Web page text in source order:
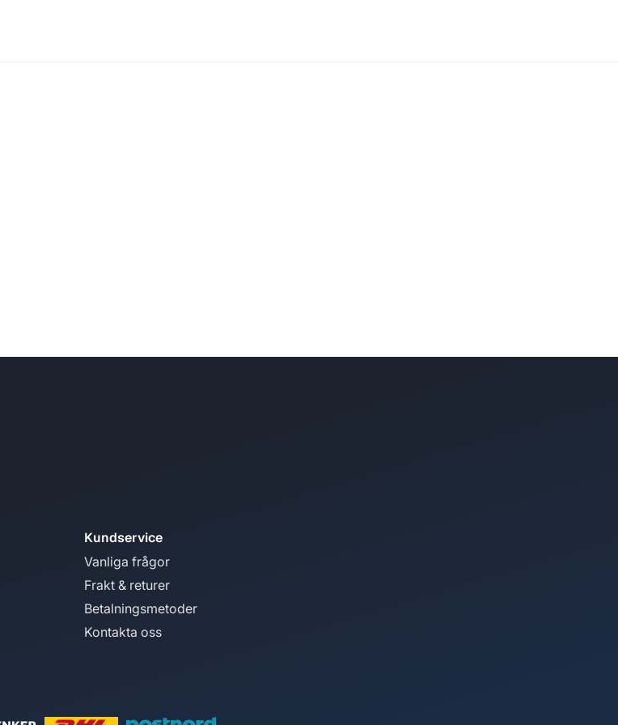
Kundservice
Vanliga frågor
Frakt & returer
Betalningsmetoder
Kontakta oss